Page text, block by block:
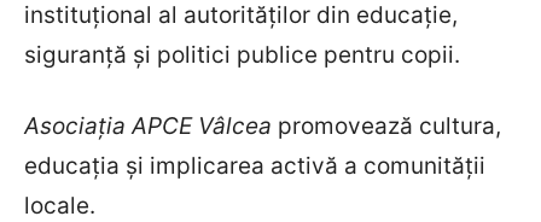
instituțional al autorităților din educație,
siguranță și politici publice pentru copii.
Asociația APCE Vâlcea promovează cultura,
educația și implicarea activă a comunității
locale.